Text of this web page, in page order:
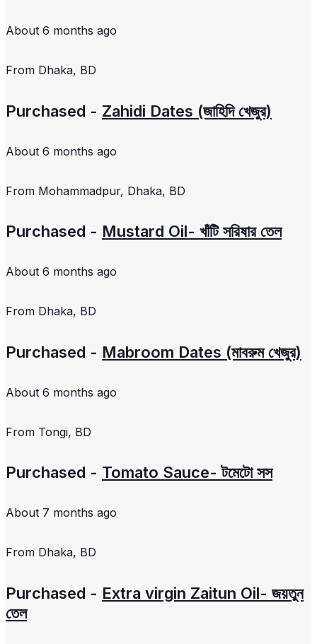
About 6 months ago
From Dhaka, BD
Purchased - Zahidi Dates (জাহিদি খেজুর)
About 6 months ago
From Mohammadpur, Dhaka, BD
Purchased - Mustard Oil- খাঁটি সরিষার তেল
About 6 months ago
From Dhaka, BD
Purchased - Mabroom Dates (মাবরুম খেজুর)
About 6 months ago
From Tongi, BD
Purchased - Tomato Sauce- টমেটো সস
About 7 months ago
From Dhaka, BD
Purchased - Extra virgin Zaitun Oil- জয়তুন
তেল